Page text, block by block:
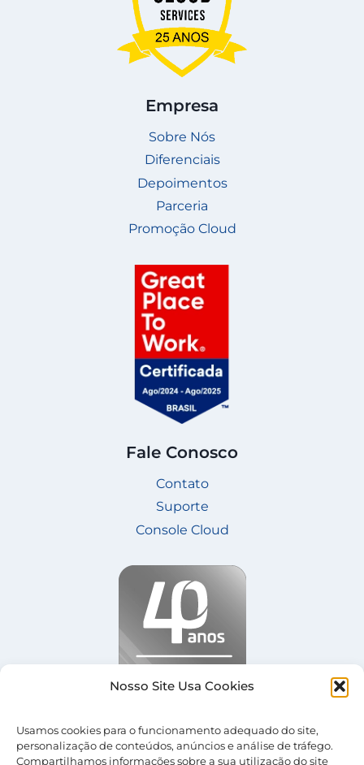
Nosso Site Usa Cookies
Usamos cookies para o funcionamento adequado do site,
personalização de conteúdos, anúncios e análise de tráfego.
Compartilhamos informações sobre a sua utilização do site
Empresa
Sobre Nós
Diferenciais
Depoimentos
Parceria
Promoção Cloud
Fale Conosco
Contato
Suporte
Console Cloud